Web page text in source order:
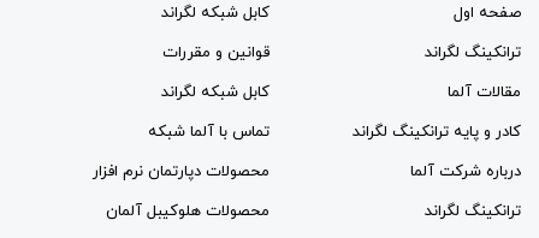
صفحه اول
کابل شبکه لگراند
ترانکینگ لگراند
قوانین و مقررات
مقالات آلما
کابل شبکه لگراند
کادر و پایه ترانکینگ لگراند
تماس با آلما شبکه
درباره شرکت آلما
محصولات دپارتمان نرم افزار
ترانکینگ لگراند
محصولات هلوکیبل آلمان